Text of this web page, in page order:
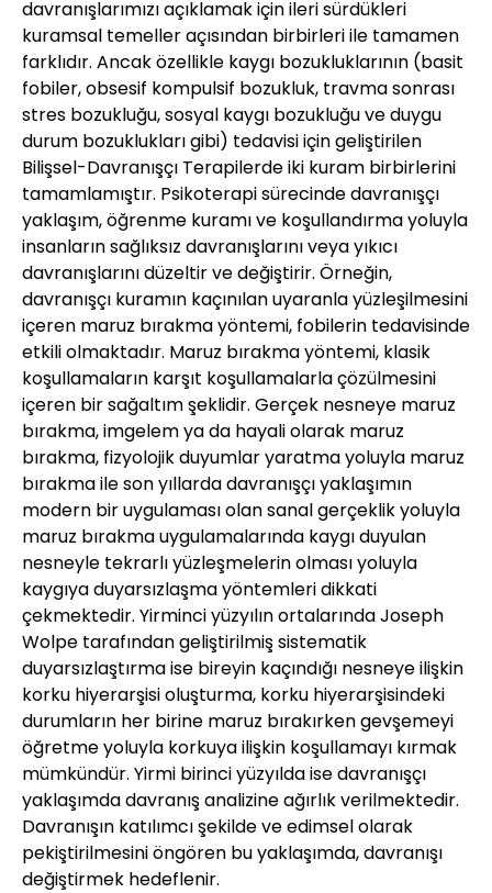
davranışlarımızı açıklamak için ileri sürdükleri
kuramsal temeller açısından birbirleri ile tamamen
farklıdır. Ancak özellikle kaygı bozukluklarının (basit
fobiler, obsesif kompulsif bozukluk, travma sonrası
stres bozukluğu, sosyal kaygı bozukluğu ve duygu
durum bozuklukları gibi) tedavisi için geliştirilen
Bilişsel-Davranışçı Terapilerde iki kuram birbirlerini
tamamlamıştır. Psikoterapi sürecinde davranışçı
yaklaşım, öğrenme kuramı ve koşullandırma yoluyla
insanların sağlıksız davranışlarını veya yıkıcı
davranışlarını düzeltir ve değiştirir. Örneğin,
davranışçı kuramın kaçınılan uyaranla yüzleşilmesini
içeren maruz bırakma yöntemi, fobilerin tedavisinde
etkili olmaktadır. Maruz bırakma yöntemi, klasik
koşullamaların karşıt koşullamalarla çözülmesini
içeren bir sağaltım şeklidir. Gerçek nesneye maruz
bırakma, imgelem ya da hayali olarak maruz
bırakma, fizyolojik duyumlar yaratma yoluyla maruz
bırakma ile son yıllarda davranışçı yaklaşımın
modern bir uygulaması olan sanal gerçeklik yoluyla
maruz bırakma uygulamalarında kaygı duyulan
nesneyle tekrarlı yüzleşmelerin olması yoluyla
kaygıya duyarsızlaşma yöntemleri dikkati
çekmektedir. Yirminci yüzyılın ortalarında Joseph
Wolpe tarafından geliştirilmiş sistematik
duyarsızlaştırma ise bireyin kaçındığı nesneye ilişkin
korku hiyerarşisi oluşturma, korku hiyerarşisindeki
durumların her birine maruz bırakırken gevşemeyi
öğretme yoluyla korkuya ilişkin koşullamayı kırmak
mümkündür. Yirmi birinci yüzyılda ise davranışçı
yaklaşımda davranış analizine ağırlık verilmektedir.
Davranışın katılımcı şekilde ve edimsel olarak
pekiştirilmesini öngören bu yaklaşımda, davranışı
değiştirmek hedeflenir.